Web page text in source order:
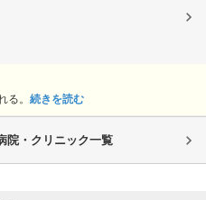
る。 続きを読む
院・クリニック一覧